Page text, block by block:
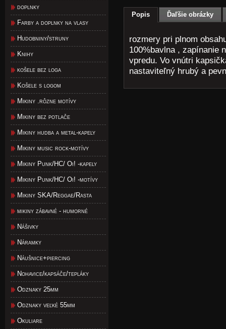
doplnky
Farby a doplnky na vlasy
Hudobniny/struny
Knihy
košele bez loga
Košele s logom
Mikiny .rôzne motívy
Mikiny bez potlače
Mikiny hudba a metal-kapely
Mikiny music rock-motívy
Mikiny Punk/HC/ Oi! -kapely
Mikiny Punk/HC/ Oi! -motívy
Mikiny SKA/Reggae/Rasta
mikiny zábavné - humorné
Nášivky
Náramky
Náušnice+piercing
Nohavice/kapsáče/tepláky
Odznaky 25mm
Odznaky veľké 55mm
Okuliare
Popis Ďaľšie obrázky
rozmery pri plnom
100%bavlna , zapínanie
vpredu. Vo vnútri
nastaviteľný hrubý a